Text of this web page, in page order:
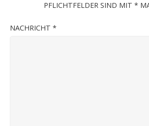
PFLICHTFELDER SIND MIT *
NACHRICHT *